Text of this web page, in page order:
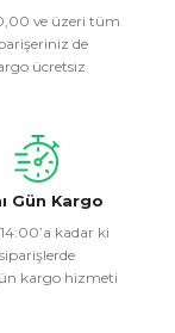
ve üzeri tüm
de
ücretsiz
Gün Kargo
kadar ki
siparişlerde
kargo hizmeti